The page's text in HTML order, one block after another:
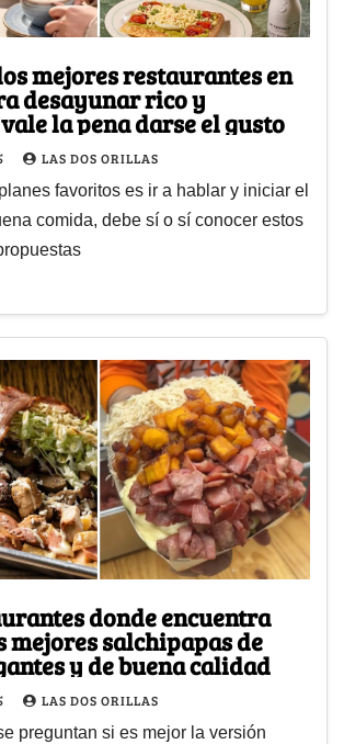
mejores restaurantes en
desayunar rico y
la pena darse el gusto
LAS DOS ORILLAS
favoritos es ir a hablar y iniciar el
comida, debe sí o sí conocer estos
donde encuentra
mejores salchipapas de
y de buena calidad
LAS DOS ORILLAS
preguntan si es mejor la versión